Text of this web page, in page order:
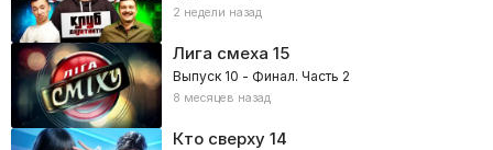
2 недели назад
Лига смеха 15
Выпуск 10 - Финал. Часть 2
8 месяцев назад
Кто сверху14